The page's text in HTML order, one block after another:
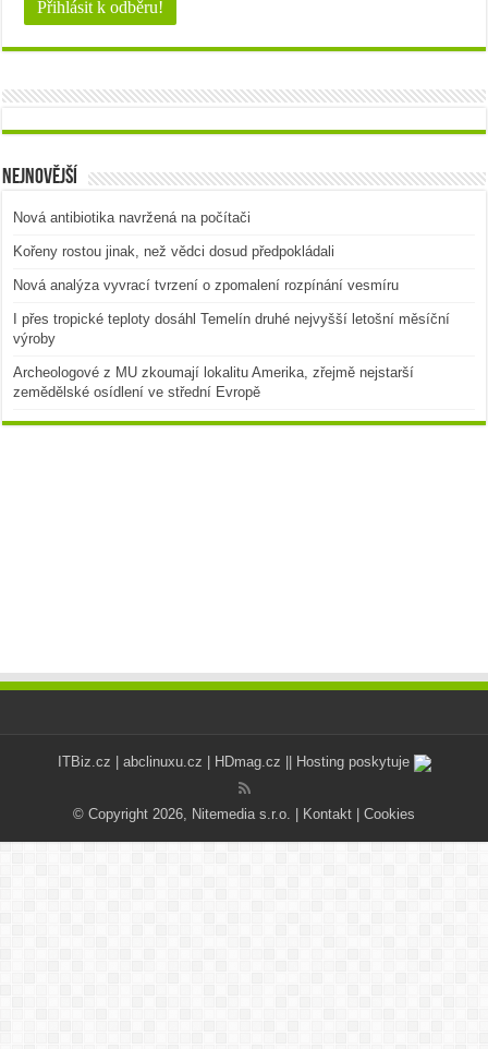
Nejnovější
Nová antibiotika navržená na počítači
Kořeny rostou jinak, než vědci dosud předpokládali
Nová analýza vyvrací tvrzení o zpomalení rozpínání vesmíru
I přes tropické teploty dosáhl Temelín druhé nejvyšší letošní měsíční
výroby
Archeologové z MU zkoumají lokalitu Amerika, zřejmě nejstarší
zemědělské osídlení ve střední Evropě
ITBiz.cz abclinuxu.cz HDmag.cz || Hosting poskytuje
© Copyright 2026, Nitemedia s.r.o. | Kontakt Cookies